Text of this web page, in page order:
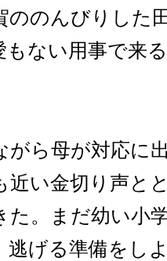
ののんびりした
もない用事で来
がら母が対応に
近い金切り声と
た。まだ幼い小
逃げる準備をし